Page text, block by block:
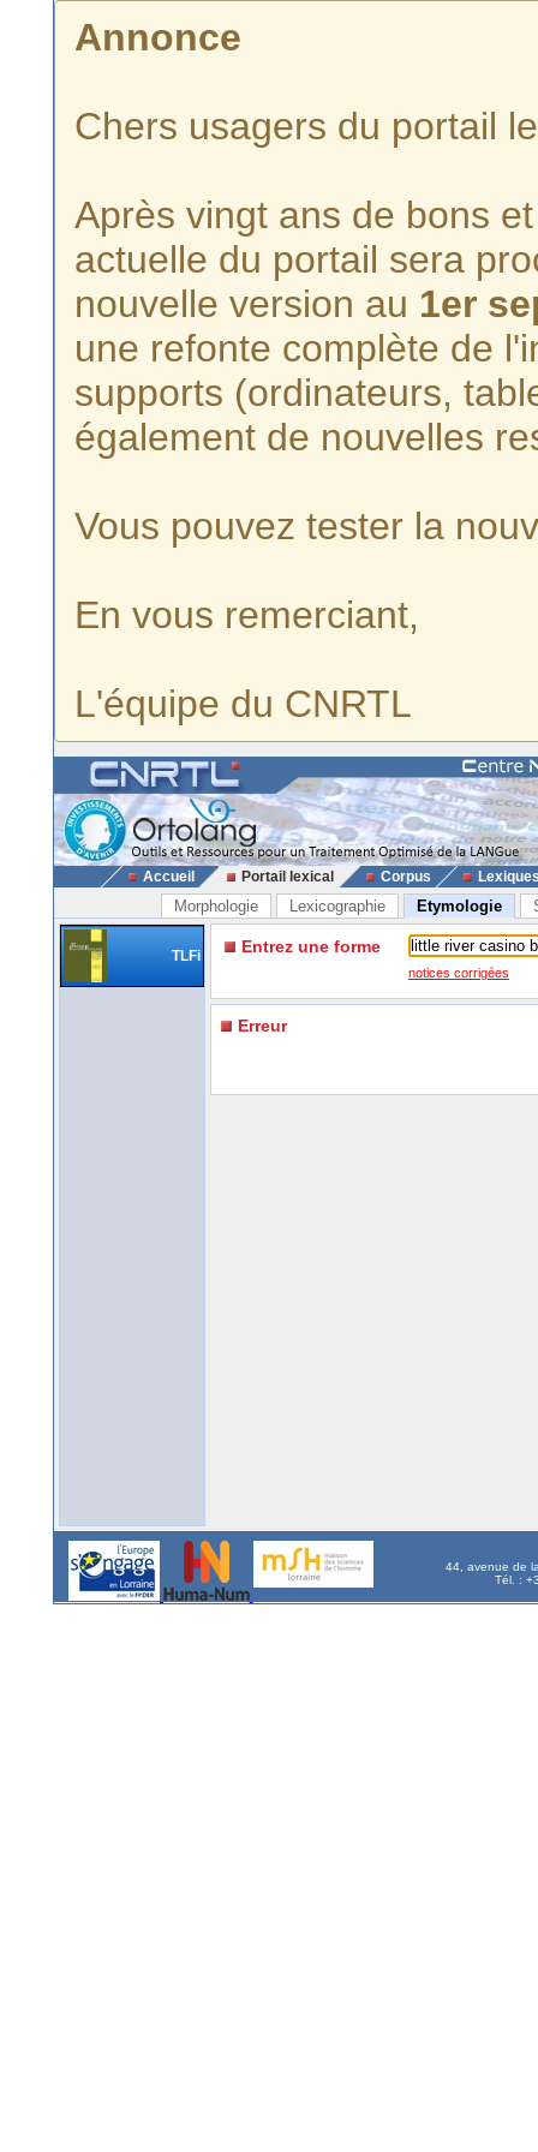
Annonce
Chers usagers du portail
Après vingt ans de bons
actuelle du portail sera
nouvelle version au 1er
une refonte complète de
supports (ordinateurs,
également de nouvelles
Vous pouvez tester la
En vous remerciant,
L'équipe du CNRTL
Accueil Portail lexical Corpus
Morphologie Lexicographie Etymologie
TLFi Entrez une forme
notices corrigées
Erreur
44, avenue de
Tél. :